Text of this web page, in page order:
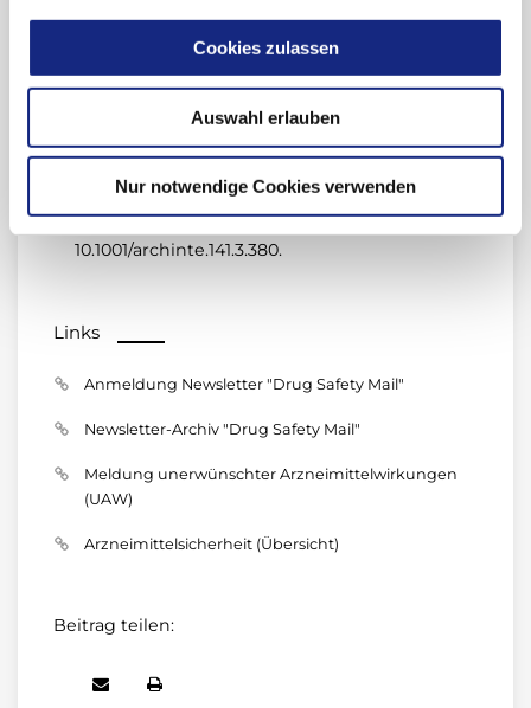
Cookies zulassen
Auswahl erlauben
Nur notwendige Cookies verwenden
overdose: an evidence based flowchart to
19(3):202-5. doi: 10.1136/emj.19.3.202.
Acetaminophen overdose: 662 cases with
evaluation of oral acetylcysteine treatment.
Arch Intern Med 1981; 141:380–5. doi:
10.1001/archinte.141.3.380.
Links
Anmeldung Newsletter "Drug Safety Mail"
Newsletter-Archiv "Drug Safety Mail"
Meldung unerwünschter Arzneimittelwirkungen
(UAW)
Arzneimittelsicherheit (Übersicht)
Beitrag teilen: